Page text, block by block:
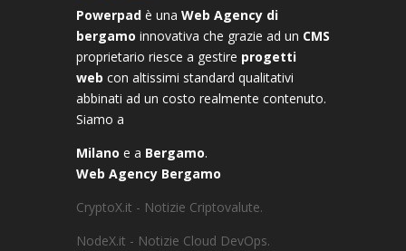
Powerpad è una Web Agency di
bergamo innovativa che grazie ad un CMS
proprietario riesce a gestire progetti
web con altissimi standard qualitativi
abbinati ad un costo realmente contenuto.
Siamo a
Milano e a Bergamo.
Web Agency Bergamo
CryptoX.it - Notizie Criptovalute.
NodeX.it - Notizie Cloud DevOps.